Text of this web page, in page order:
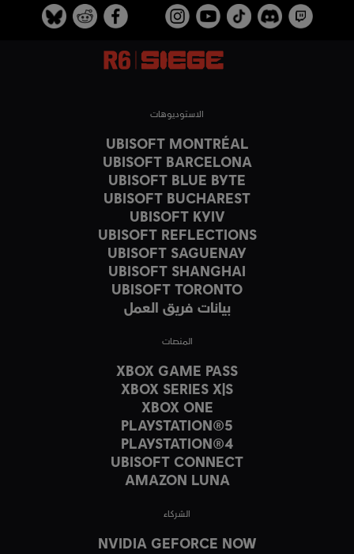
الاستوديوهات
UBISOFT MONTRÉAL
UBISOFT BARCELONA
UBISOFT BLUE BYTE
UBISOFT BUCHAREST
UBISOFT KYIV
UBISOFT REFLECTIONS
UBISOFT SAGUENAY
UBISOFT SHANGHAI
UBISOFT TORONTO
بيانات فريق العمل
المنصات
XBOX GAME PASS
XBOX SERIES X|S
XBOX ONE
PLAYSTATION®5
PLAYSTATION®4
UBISOFT CONNECT
AMAZON LUNA
الشركاء
NVIDIA GEFORCE NOW